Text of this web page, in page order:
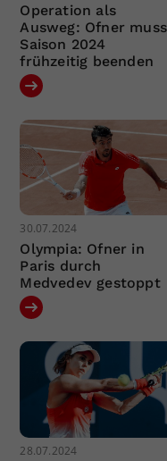
Operation als
Ausweg: Ofner muss
Saison 2024
frühzeitig beenden
30.07.2024
Olympia: Ofner in
Paris durch
Medvedev gestoppt
28.07.2024